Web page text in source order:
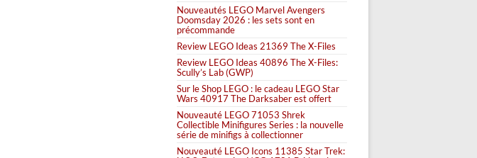
Nouveautés LEGO Marvel Avengers
Doomsday 2026 : les sets sont en
précommande
Review LEGO Ideas 21369 The X-Files
Review LEGO Ideas 40896 The X-Files:
Scully’s Lab (GWP)
Sur le Shop LEGO : le cadeau LEGO Star
Wars 40917 The Darksaber est offert
Nouveauté LEGO 71053 Shrek
Collectible Minifigures Series : la nouvelle
série de minifigs à collectionner
Nouveauté LEGO Icons 11385 Star Trek: